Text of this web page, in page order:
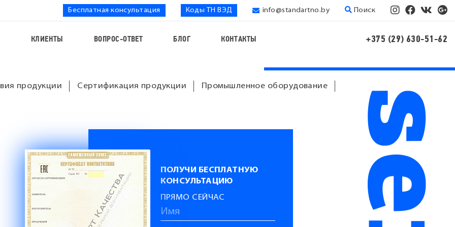
Бесплатная консультация Коды ТН ВЭД info@standartno.by Поиск
КЛИЕНТЫ ВОПРОС-ОТВЕТ БЛОГ КОНТАКТЫ +375 (29) 630-51-62
продукции Сертификация продукции Промышленное оборудование
ПОЛУЧИ БЕСПЛАТНУЮ
КОНСУЛЬТАЦИЮ
ПРЯМО СЕЙЧАС